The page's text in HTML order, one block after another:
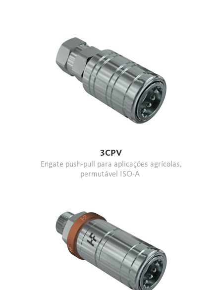
3CPV
Engate push-pull para aplicações agrícolas,
permutável ISO-A